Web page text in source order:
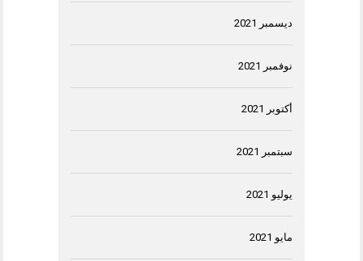
ديسمبر 2021
نوفمبر 2021
أكتوبر 2021
سبتمبر 2021
يوليو 2021
مايو 2021